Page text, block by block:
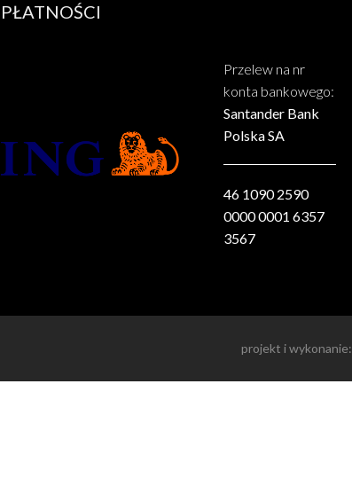
PŁATNOŚCI
Przelew na nr
konta bankowego:
Santander Bank
Polska SA
46 1090 2590
0000 0001 6357
3567
projekt i wykonanie: